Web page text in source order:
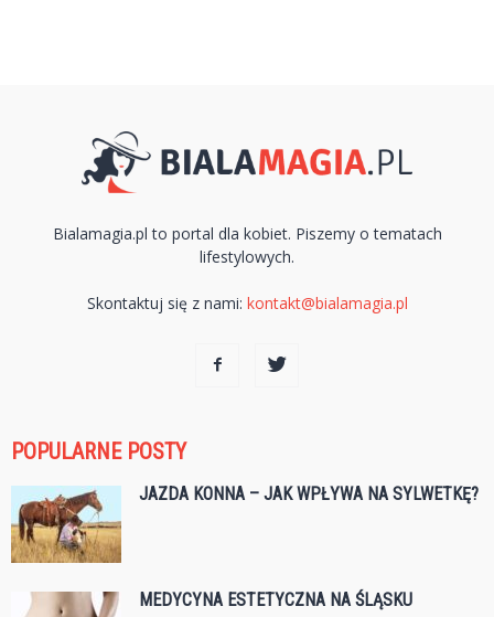
Bialamagia.pl to portal dla kobiet. Piszemy o tematach
lifestylowych.
Skontaktuj się z nami: kontakt@bialamagia.pl
POPULARNE POSTY
JAZDA KONNA – JAK WPŁYWA NA SYLWETKĘ?
MEDYCYNA ESTETYCZNA NA ŚLĄSKU